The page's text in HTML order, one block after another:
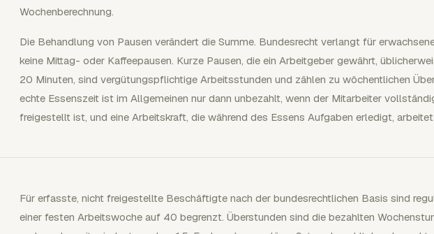
Wochenberechnung.
Die Behandlung von Pausen verändert die Summe. Bundesrecht verlangt für
keine Mittag- oder Kaffeepausen. Kurze Pausen, die ein Arbeitgeber gewährt,
20 Minuten, sind vergütungspflichtige Arbeitsstunden und zählen zu wöchentlichen
echte Essenszeit ist im Allgemeinen nur dann unbezahlt, wenn der Mitarbeiter
freigestellt ist, und eine Arbeitskraft, die während des Essens Aufgaben erledigt,
Für erfasste, nicht freigestellte Beschäftigte nach der bundesrechtlichen Basis sind
einer festen Arbeitswoche auf 40 begrenzt. Überstunden sind die bezahlten